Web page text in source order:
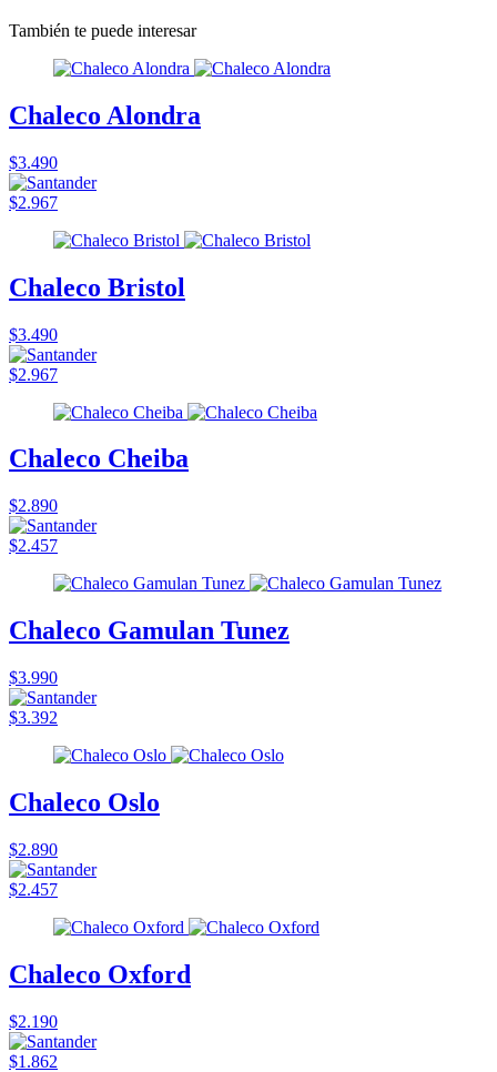
También te puede interesar
Chaleco Alondra
$3.490
$2.967
Chaleco Bristol
$3.490
$2.967
Chaleco Cheiba
$2.890
$2.457
Chaleco Gamulan Tunez
$3.990
$3.392
Chaleco Oslo
$2.890
$2.457
Chaleco Oxford
$2.190
$1.862